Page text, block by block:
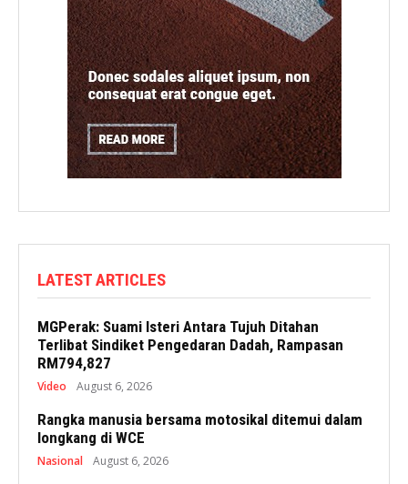
LATEST ARTICLES
MGPerak: Suami Isteri Antara Tujuh Ditahan
Terlibat Sindiket Pengedaran Dadah, Rampasan
RM794,827
Video August 6, 2026
Rangka manusia bersama motosikal ditemui dalam
longkang di WCE
Nasional August 6, 2026